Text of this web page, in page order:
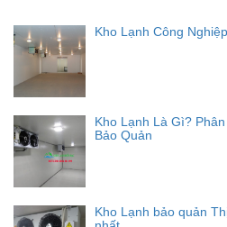
Kho Lạnh Công Nghiệp
Kho Lạnh Là Gì?
Bảo Quản
Kho Lạnh bảo quản